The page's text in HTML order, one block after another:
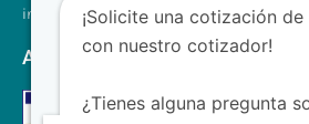
info@clinilabpanama.com
Aceptamos
¡Solicite una cotización
con nuestro cotizador!
¿Tienes alguna pregunta